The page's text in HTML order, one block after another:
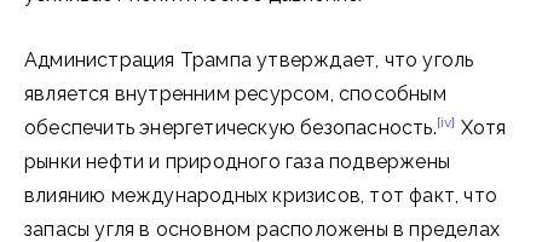
Администрация Трампа утверждает, что уголь
является внутренним ресурсом, способным
обеспечить энергетическую безопасность.[iv] Хотя
рынки нефти и природного газа подвержены
влиянию международных кризисов, тот факт, что
запасы угля в основном расположены в пределах